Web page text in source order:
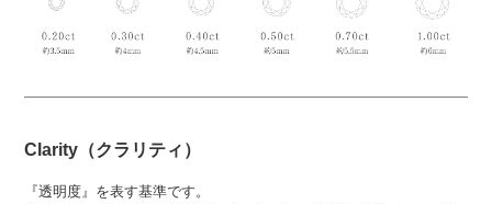
Clarity（クラリティ）
『透明度』を表す基準です。